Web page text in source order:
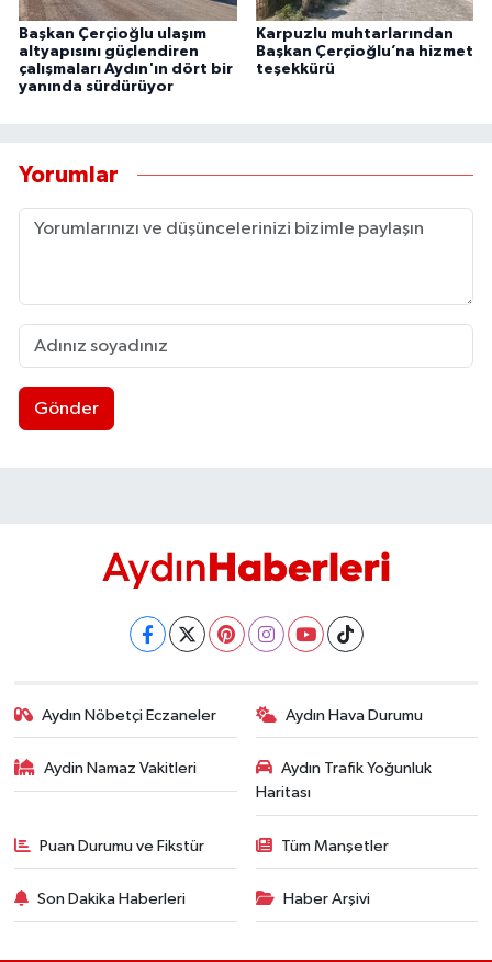
Başkan Çerçioğlu ulaşım
altyapısını güçlendiren
çalışmaları Aydın'ın dört bir
yanında sürdürüyor
Karpuzlu muhtarlarından
Başkan Çerçioğlu’na hizmet
teşekkürü
Yorumlar
Gönder
Aydın Nöbetçi Eczaneler Aydın Hava Durumu
Aydin Namaz Vakitleri
Aydın Trafik Yoğunluk
Haritası
Puan Durumu ve Fikstür Tüm Manşetler
Son Dakika Haberleri Haber Arşivi